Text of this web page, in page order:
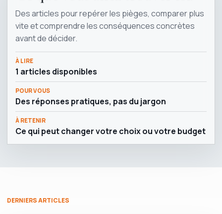
Des articles pour repérer les pièges, comparer plus
vite et comprendre les conséquences concrètes
avant de décider.
À LIRE
1 articles disponibles
POUR VOUS
Des réponses pratiques, pas du jargon
À RETENIR
Ce qui peut changer votre choix ou votre budget
DERNIERS ARTICLES